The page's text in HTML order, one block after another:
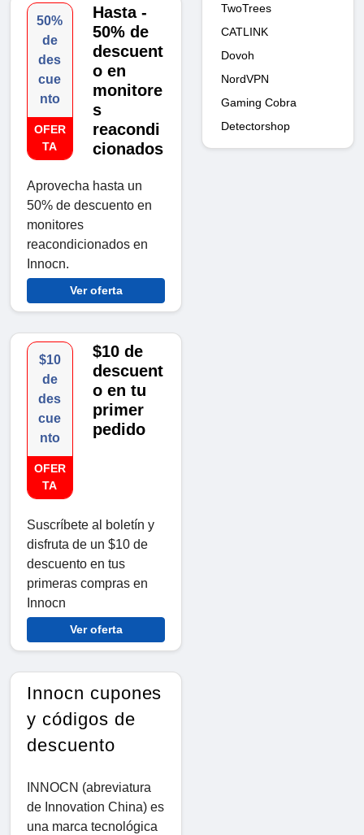
50%
de
des
cue
nto
OFER
TA
Hasta -
50% de
descuent
o en
monitore
s
reacondi
cionados
Aprovecha hasta un
50% de descuento en
monitores
reacondicionados en
Innocn.
Ver oferta
$10
de
des
cue
nto
OFER
TA
$10 de
descuent
o en tu
primer
pedido
Suscríbete al boletín y
disfruta de un $10 de
descuento en tus
primeras compras en
Innocn
Ver oferta
Innocn cupones
y códigos de
descuento
INNOCN (abreviatura
de Innovation China) es
una marca tecnológica
TwoTrees
CATLINK
Dovoh
NordVPN
Gaming Cobra
Detectorshop